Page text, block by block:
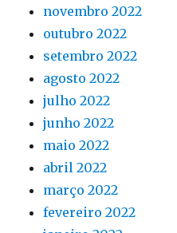
novembro 2022
outubro 2022
setembro 2022
agosto 2022
julho 2022
junho 2022
maio 2022
abril 2022
março 2022
fevereiro 2022